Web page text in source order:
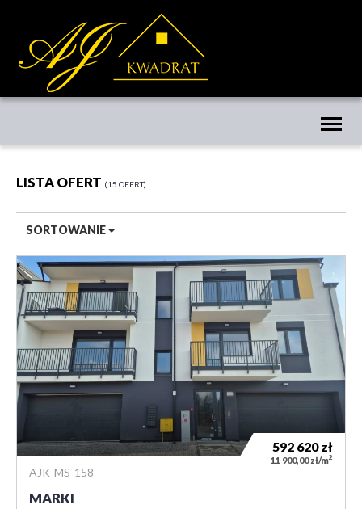
LISTA OFERT 15 OFERT
SORTOWANIE
AJK-MS-158
MARKI
592 620zł
11 900,00 zł/m2